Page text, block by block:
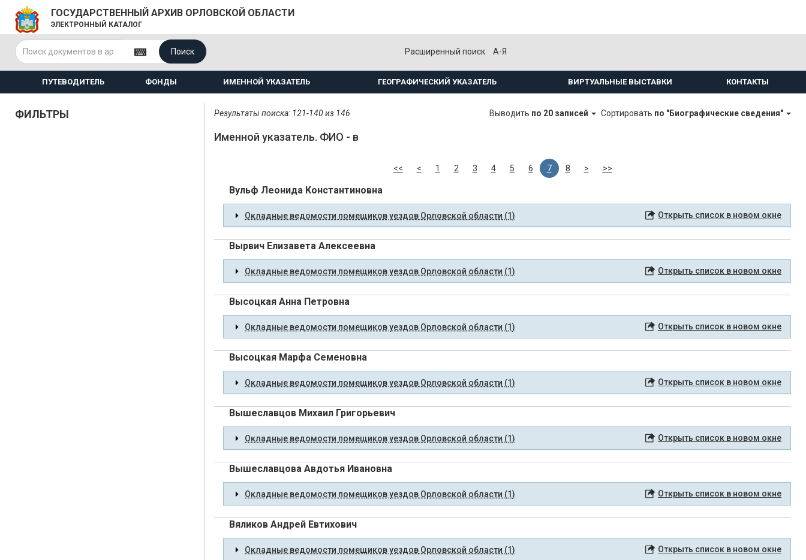
ГОСУДАРСТВЕННЫЙ АРХИВ ОРЛОВСКОЙ ОБЛАСТИ
ЭЛЕКТРОННЫЙ КАТАЛОГ
Поиск Расширенный поиск А-Я
ПУТЕВОДИТЕЛЬ ФОНДЫ ИМЕННОЙ УКАЗАТЕЛЬ ГЕОГРАФИЧЕСКИЙ УКАЗАТЕЛЬ ВИРТУАЛЬНЫЕ ВЫСТАВКИ КОНТАКТЫ
ФИЛЬТРЫ Результаты поиска: 121-140 из 146 Выводить по 20 записей Сортировать по "Биографические сведения"
Именной указатель. ФИО - в
<< < 1 2 3 4 5 6 7 8 > >>
Вульф Леонида Константиновна
Окладные ведомости помещиков уездов Орловской области (1) Открыть список в новом окне
Вырвич Елизавета Алексеевна
Окладные ведомости помещиков уездов Орловской области (1) Открыть список в новом окне
Высоцкая Анна Петровна
Окладные ведомости помещиков уездов Орловской области (1) Открыть список в новом окне
Высоцкая Марфа Семеновна
Окладные ведомости помещиков уездов Орловской области (1) Открыть список в новом окне
Вышеславцов Михаил Григорьевич
Окладные ведомости помещиков уездов Орловской области (1) Открыть список в новом окне
Вышеславцова Авдотья Ивановна
Окладные ведомости помещиков уездов Орловской области (1) Открыть список в новом окне
Вяликов Андрей Евтихович
Окладные ведомости помещиков уездов Орловской области (1) Открыть список в новом окне